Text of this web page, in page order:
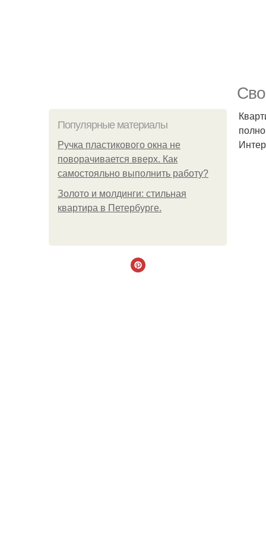
Популярные материалы
Ручка пластикового окна не
поворачивается вверх. Как
самостояльно выполнить работу?
Золото и молдинги: стильная
квартира в Петербурге.